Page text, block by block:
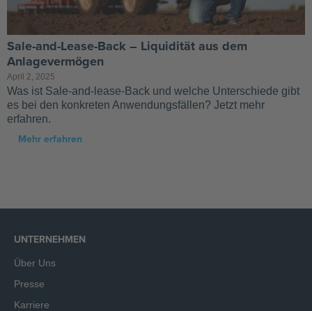
Sale-and-Lease-Back – Liquidität aus dem
Anlagevermögen
April 2, 2025
Was ist Sale-and-lease-Back und welche Unterschiede gibt
es bei den konkreten Anwendungsfällen? Jetzt mehr
erfahren.
Mehr erfahren
UNTERNEHMEN
Über Uns
Presse
Karriere